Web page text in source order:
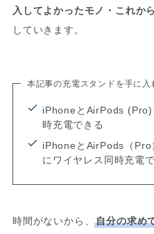
入してよかったモノ・これか
していきます。
本記事の充電スタンドを手に入
iPhoneとAirPods (Pro)
時充電できる
iPhoneとAirPods（
にワイヤレス同時充電
時間がないから、自分の求め